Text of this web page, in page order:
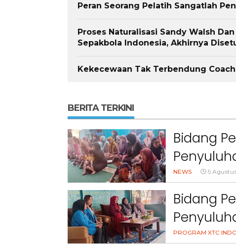
Peran Seorang Pelatih Sangatlah
Proses Naturalisasi Sandy Walsh
Sepakbola Indonesia, Akhirnya
Kekecewaan Tak Terbendung
BERITA TERKINI
Bidang
NEWS 5
Bidang
Peran
PROGRAM XTC